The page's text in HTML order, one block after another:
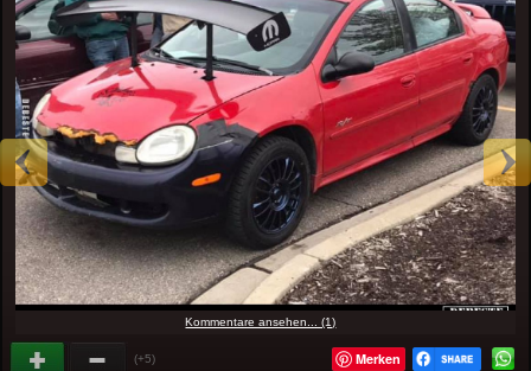
Kommentare ansehen... (1)
(+5) Merken